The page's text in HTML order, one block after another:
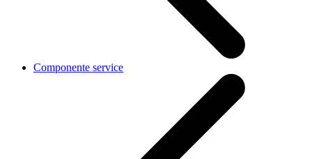
Componente service